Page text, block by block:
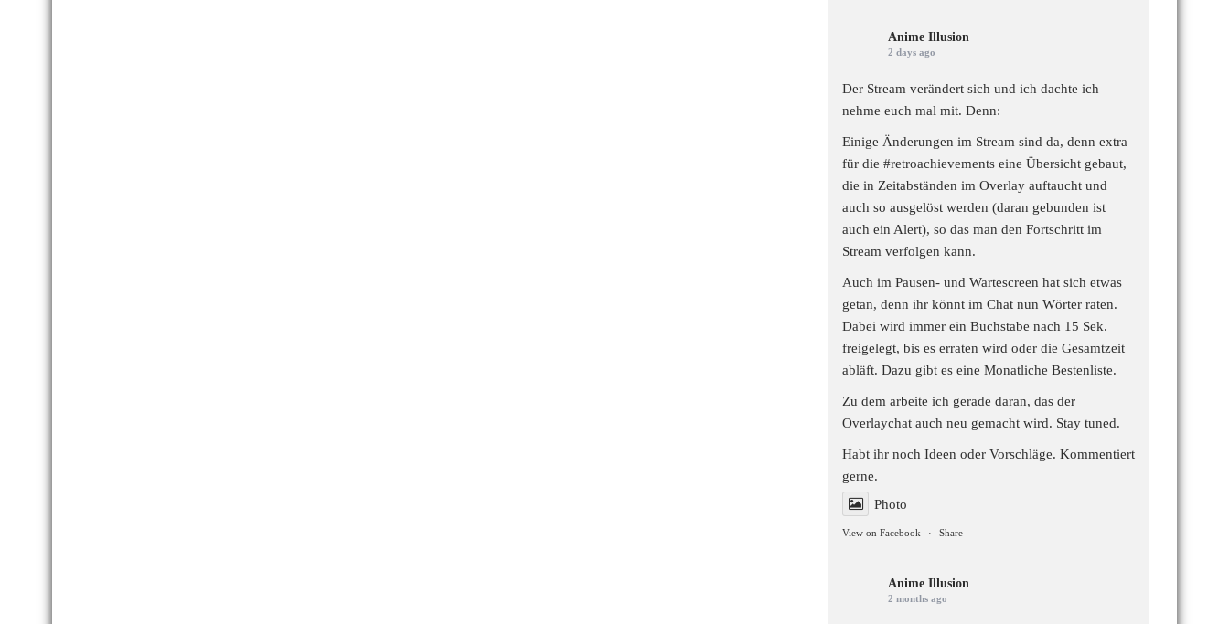
Anime Illusion
2 days ago
Der Stream verändert sich und ich dachte ich
nehme euch mal mit. Denn:
Einige Änderungen im Stream sind da, denn extra
für die #retroachievements eine Übersicht gebaut,
die in Zeitabständen im Overlay auftaucht und
auch so ausgelöst werden (daran gebunden ist
auch ein Alert), so das man den Fortschritt im
Stream verfolgen kann.
Auch im Pausen- und Wartescreen hat sich etwas
getan, denn ihr könnt im Chat nun Wörter raten.
Dabei wird immer ein Buchstabe nach 15 Sek.
freigelegt, bis es erraten wird oder die Gesamtzeit
abläft. Dazu gibt es eine Monatliche Bestenliste.
Zu dem arbeite ich gerade daran, das der
Overlaychat auch neu gemacht wird. Stay tuned.
Habt ihr noch Ideen oder Vorschläge. Kommentiert
gerne.
Photo
View on Facebook · Share
Anime Illusion
2 months ago